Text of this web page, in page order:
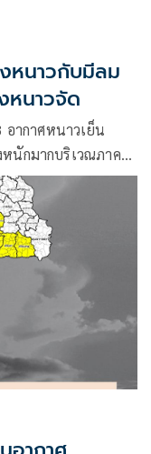
ว่า
หนาวกับมีลม
นาวจัด